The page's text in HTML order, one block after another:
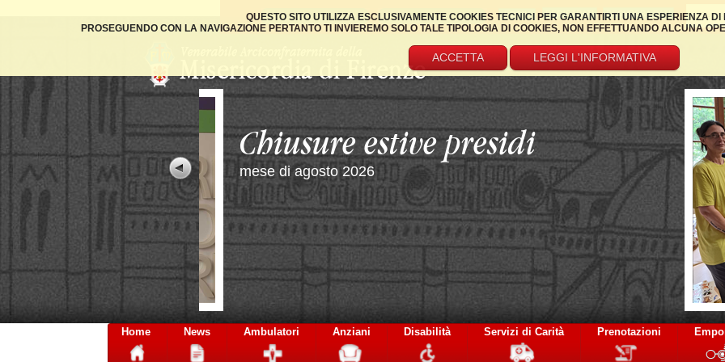
QUESTO SITO UTILIZZA ESCLUSIVAMENTE COOKIES TECNICI PER GARANTIRTI UNA ESPERIENZA DI
PROSEGUENDO CON LA NAVIGAZIONE PERTANTO TI INVIEREMO SOLO TALE TIPOLOGIA DI COOKIES, NON EFFETTUANDO ALCUNA
ACCETTA LEGGI L'INFORMATIVA
REGISTRATI RECUPERA DATI
La visita di Mons.
a Villa Valentina
Home News Ambulatori Anziani Disabilità Servizi di Carità Prenotazioni